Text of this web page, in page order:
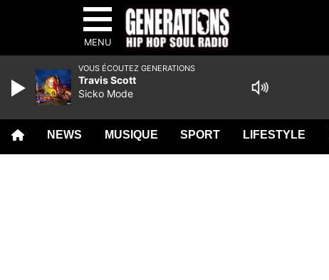
MENU
NEWS MUSIQUE SPORT LIFESTYLE
VOUS ÉCOUTEZ GENERATIONS
Travis Scott
Sicko Mode